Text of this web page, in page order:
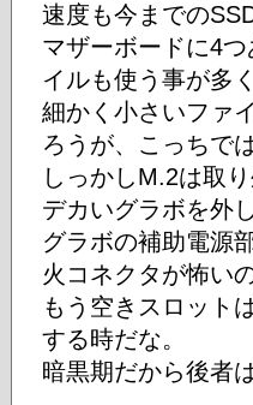
速度も今までの
マザーボードに4
イルも使う事が多
細かく小さいファ
ろうが、こっちで
しっかしM.2は取
デカいグラボを外
グラボの補助電源
火コネクタが怖いの
もう空きスロット
する時だな。
暗黒期だから後者